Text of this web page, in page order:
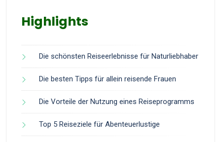
Highlights
Die schönsten Reiseerlebnisse für Naturliebhaber
Die besten Tipps für allein reisende Frauen
Die Vorteile der Nutzung eines Reiseprogramms
Top 5 Reiseziele für Abenteuerlustige